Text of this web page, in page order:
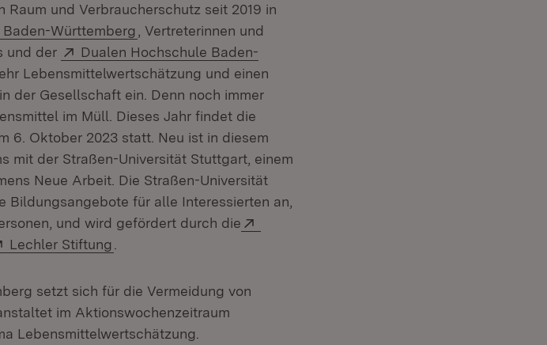
und Verbraucherschutz seit 2019 in
Württemberg (Öffnet in neuem Fenster)
, Vertreterinnen und
und der
Extern:
Dualen Hochschule Baden-
Lebensmittelwertschätzung und einen
der Gesellschaft ein. Denn noch immer
im Müll. Dieses Jahr findet die
6. Oktober 2023 statt. Neu ist in diesem
mit der Straßen-Universität Stuttgart, einem
Neue Arbeit. Die Straßen-Universität
für alle Interessierten an,
und wird gefördert durch die
in neuem Fenster)
Extern:
Lechler Stiftung
setzt sich für die Vermeidung von
im Aktionswochenzeitraum
Lebensmittelwertschätzung.